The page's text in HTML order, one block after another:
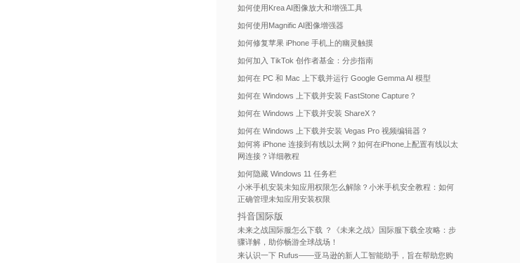
如何使用Krea AI图像放大和增强工具
如何使用Magnific AI图像增强器
如何修复苹果 iPhone 手机上的幽灵触摸
如何加入 TikTok 创作者基金：分步指南
如何在 PC 和 Mac 上下载并运行 Google Gemma AI 模型
如何在 Windows 上下载并安装 FastStone Capture？
如何在 Windows 上下载并安装 ShareX？
如何在 Windows 上下载并安装 Vegas Pro 视频编辑器？
如何将 iPhone 连接到有线以太网？如何在iPhone上配置有线以太
网连接？详细教程
如何隐藏 Windows 11 任务栏
小米手机安装未知应用权限怎么解除？小米手机安全教程：如何
正确管理未知应用安装权限
抖音国际版
未来之战国际服怎么下载 ？《未来之战》国际服下载全攻略：步
骤详解，助你畅游全球战场！
来认识一下 Rufus——亚马逊的新人工智能助手，旨在帮助您购